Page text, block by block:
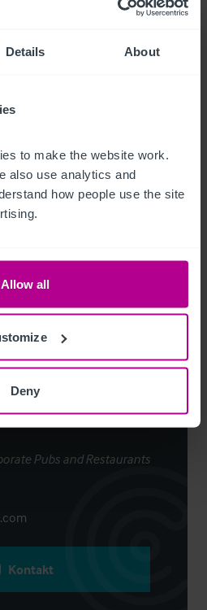
Details About
to make the website work.
also use analytics and
how people use the site
Allow all
Deny
position within the main village
Ref:4256480
Pubs and Restaurants
Kontakt